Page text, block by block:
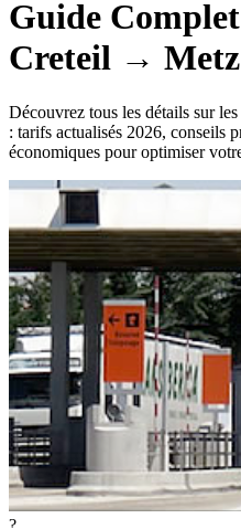
Guide Complet
Creteil → Metz
Découvrez tous les détails sur
: tarifs actualisés 2026, conseils
économiques pour optimiser
?